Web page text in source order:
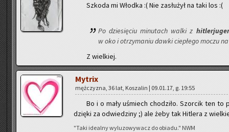
Szko­da mi Włod­ka :( Nie za­słu­żył na taki los :(
Po dzie­się­ciu mi­nu­tach walki z
w oko i otrzy­ma­niu dawki cie­płe­go moczu
Z wiel­kiej.
My­trix
męż­czy­zna, 36 lat, Ko­sza­lin | 09.01.17, g. 19:55
Bo i o mały uśmiech cho­dzi­ło. Szor­cik ten
dzię­ki za od­wie­dzi­ny ;) ale żeby tak Hi­tle­ra z
"Taki ide­al­ny wy­lu­zo­wy­wacz do obia­du." NWM